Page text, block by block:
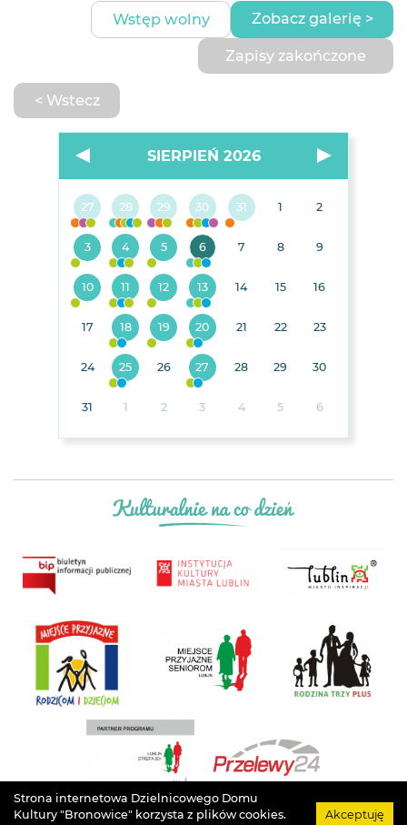
< Wstecz
Wstęp wolny Zobacz galerię >
Zapisy zakończone
SIERPIEŃ 2026
27 28 29 30 31 1 2
3 4 5 6 7 8 9
10 11 12 13 14 15 16
17 18 19 20 21 22 23
24 25 26 27 28 29 30
31 1 2 3 4 5 6
Strona internetowa Dzielnicowego Domu
Kultury "Bronowice" korzysta z plików cookies.
Akceptuję